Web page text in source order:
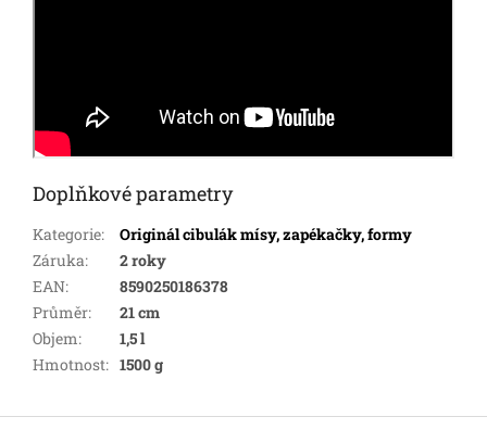
Doplňkové parametry
Kategorie:
Originál cibulák mísy, zapékačky, formy
Záruka:
2 roky
EAN:
8590250186378
Průměr:
21 cm
Objem:
1,5 l
Hmotnost: 1500 g
Z